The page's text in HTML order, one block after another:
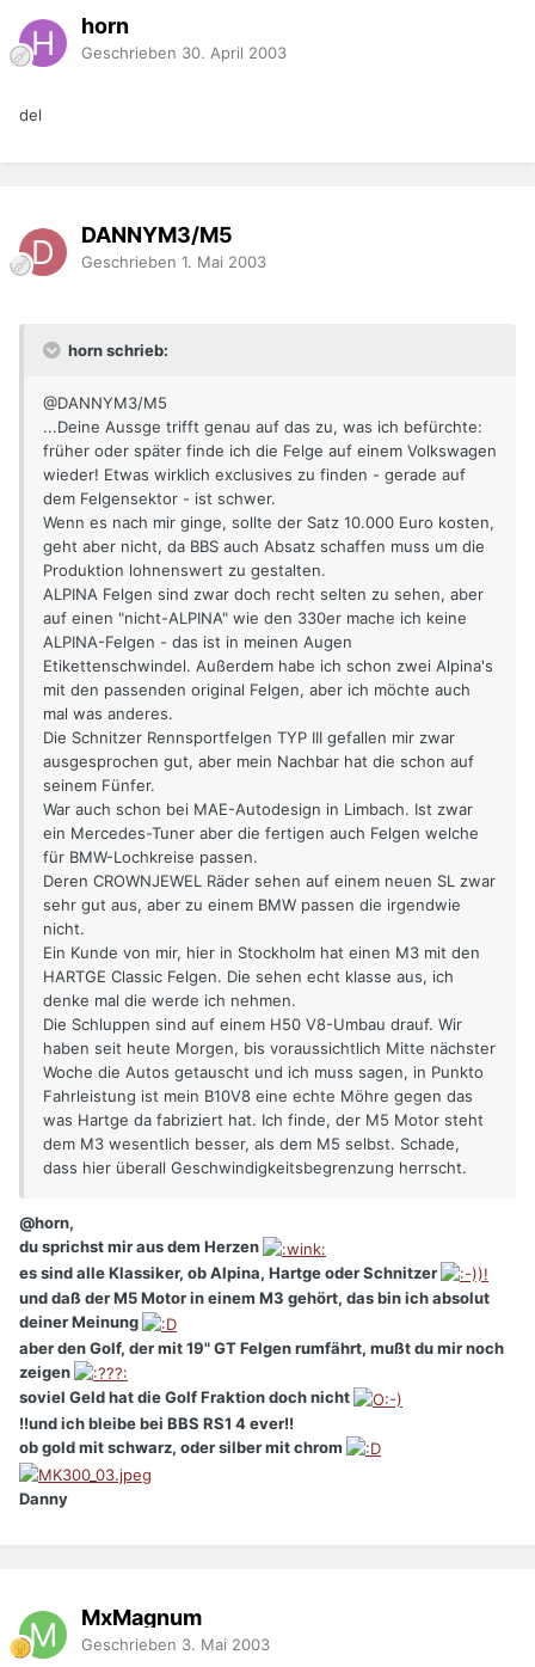
horn
Geschrieben 30. April 2003
del
DANNYM3/M5
Geschrieben 1. Mai 2003
horn schrieb:
@DANNYM3/M5
...Deine Aussge trifft genau auf das zu, was ich befürchte:
früher oder später finde ich die Felge auf einem Volkswagen
wieder! Etwas wirklich exclusives zu finden - gerade auf
dem Felgensektor - ist schwer.
Wenn es nach mir ginge, sollte der Satz 10.000 Euro kosten,
geht aber nicht, da BBS auch Absatz schaffen muss um die
Produktion lohnenswert zu gestalten.
ALPINA Felgen sind zwar doch recht selten zu sehen, aber
auf einen "nicht-ALPINA" wie den 330er mache ich keine
ALPINA-Felgen - das ist in meinen Augen
Etikettenschwindel. Außerdem habe ich schon zwei Alpina's
mit den passenden original Felgen, aber ich möchte auch
mal was anderes.
Die Schnitzer Rennsportfelgen TYP III gefallen mir zwar
ausgesprochen gut, aber mein Nachbar hat die schon auf
seinem Fünfer.
War auch schon bei MAE-Autodesign in Limbach. Ist zwar
ein Mercedes-Tuner aber die fertigen auch Felgen welche
für BMW-Lochkreise passen.
Deren CROWNJEWEL Räder sehen auf einem neuen SL zwar
sehr gut aus, aber zu einem BMW passen die irgendwie
nicht.
Ein Kunde von mir, hier in Stockholm hat einen M3 mit den
HARTGE Classic Felgen. Die sehen echt klasse aus, ich
denke mal die werde ich nehmen.
Die Schluppen sind auf einem H50 V8-Umbau drauf. Wir
haben seit heute Morgen, bis voraussichtlich Mitte nächster
Woche die Autos getauscht und ich muss sagen, in Punkto
Fahrleistung ist mein B10V8 eine echte Möhre gegen das
was Hartge da fabriziert hat. Ich finde, der M5 Motor steht
dem M3 wesentlich besser, als dem M5 selbst. Schade,
dass hier überall Geschwindigkeitsbegrenzung herrscht.
@horn,
du sprichst mir aus dem Herzen
es sind alle Klassiker, ob Alpina, Hartge oder Schnitzer
und daß der M5 Motor in einem M3 gehört, das bin ich absolut
deiner Meinung
aber den Golf, der mit 19" GT Felgen rumfährt, mußt du mir noch
zeigen
soviel Geld hat die Golf Fraktion doch nicht
!!und ich bleibe bei BBS RS1 4 ever!!
ob gold mit schwarz, oder silber mit chrom
Danny
MxMagnum
Geschrieben 3. Mai 2003